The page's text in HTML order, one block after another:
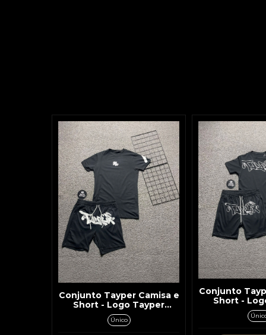
Conjunto Tayper Camisa e
Short - Logo Tayper
Branca
Único
Conjunto
Short -